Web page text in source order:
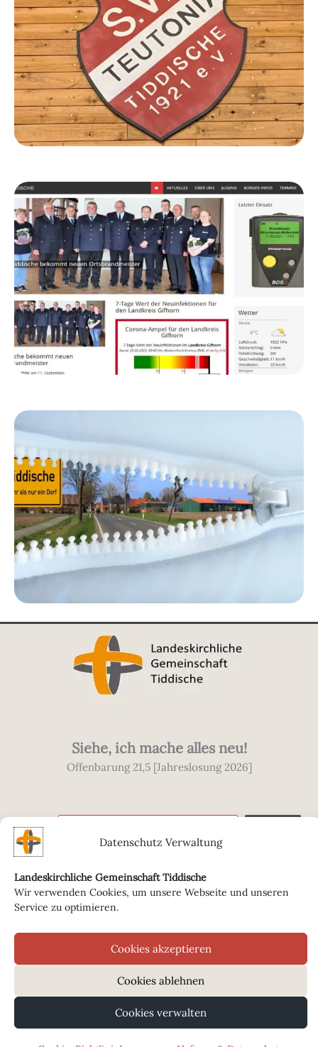
Datenschutz Verwaltung
Landeskirchliche Gemeinschaft Tiddische
Wir verwenden Cookies, um unsere Webseite und unseren
Service zu optimieren.
Cookies akzeptieren
Cookies ablehnen
Cookies verwalten
Siehe, ich mache alles neu!
Offenbarung 21,5 [Jahreslosung 2026]
© 2026 Landeskirchliche Gemeinschaft
Barwedeler Straße 10, 38473 Tiddische
Impressum, Haftung & Datenschutz
Cookie-Richtlinie
Facebook